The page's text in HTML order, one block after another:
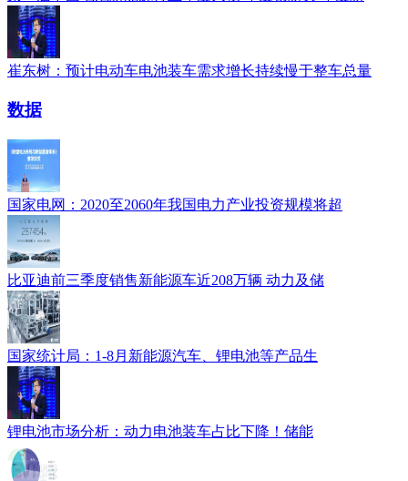
崔东树：预计电动车电池装车需求增长持续慢于整车总量
数据
国家电网：2020至2060年我国电力产业投资规模将超
比亚迪前三季度销售新能源车近208万辆 动力及储
国家统计局：1-8月新能源汽车、锂电池等产品生
锂电池市场分析：动力电池装车占比下降！储能